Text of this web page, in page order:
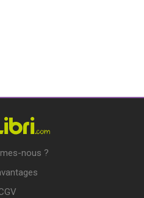
nous ?